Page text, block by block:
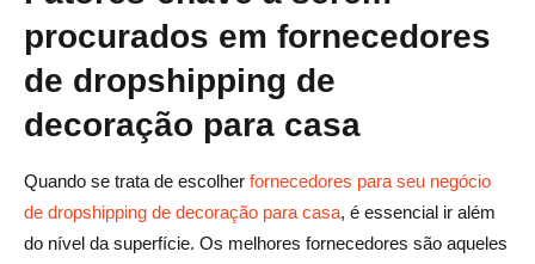
procurados em fornecedores
de dropshipping de
decoração para casa
Quando se trata de escolher fornecedores para seu negócio
de dropshipping de decoração para casa, é essencial ir além
do nível da superfície. Os melhores fornecedores são aqueles